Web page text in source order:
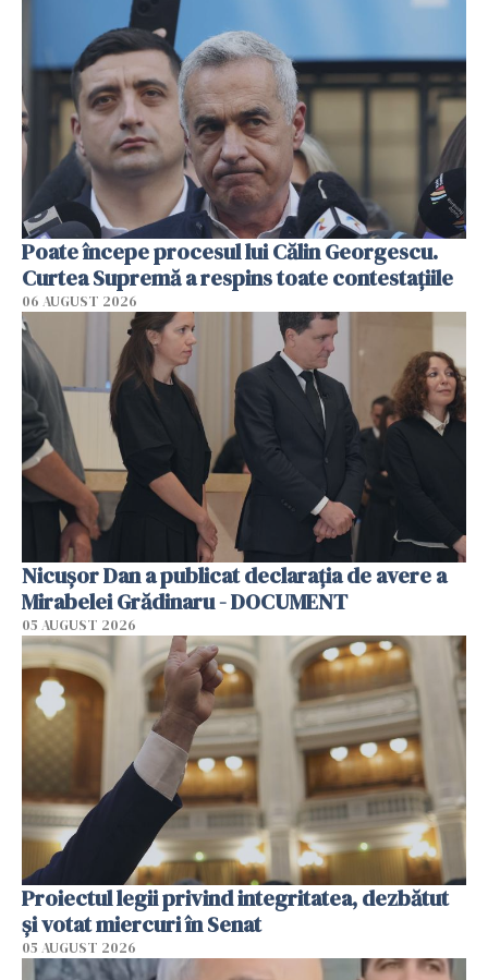
Poate începe procesul lui Călin Georgescu.
Curtea Supremă a respins toate contestațiile
06 AUGUST 2026
Nicușor Dan a publicat declarația de avere a
Mirabelei Grădinaru - DOCUMENT
05 AUGUST 2026
Proiectul legii privind integritatea, dezbătut
şi votat miercuri în Senat
05 AUGUST 2026